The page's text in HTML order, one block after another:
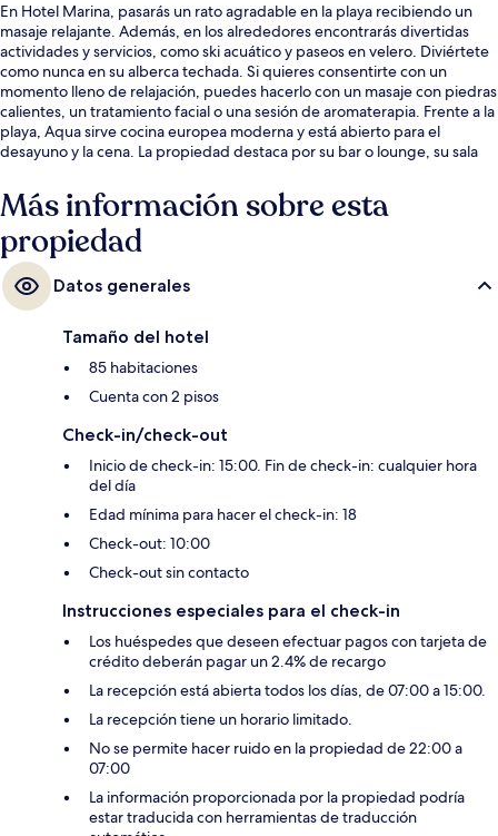
En Hotel Marina, pasarás un rato agradable en la playa recibiendo un
masaje relajante. Además, en los alrededores encontrarás divertidas
actividades y servicios, como ski acuático y paseos en velero. Diviértete
como nunca en su alberca techada. Si quieres consentirte con un
momento lleno de relajación, puedes hacerlo con un masaje con piedras
calientes, un tratamiento facial o una sesión de aromaterapia. Frente a la
playa, Aqua sirve cocina europea moderna y está abierto para el
desayuno y la cena. La propiedad destaca por su bar o lounge, su sala
las amenidades y características como el personal amable.
Más información sobre esta
propiedad
Datos generales
Tamaño del hotel
85 habitaciones
Cuenta con 2 pisos
Check-in/check-out
Inicio de check-in: 15:00. Fin de check-in: cualquier hora
del día
Edad mínima para hacer el check-in: 18
Check-out: 10:00
Check-out sin contacto
Instrucciones especiales para el check-in
Los huéspedes que deseen efectuar pagos con tarjeta de
crédito deberán pagar un 2.4% de recargo
La recepción está abierta todos los días, de 07:00 a 15:00.
La recepción tiene un horario limitado.
No se permite hacer ruido en la propiedad de 22:00 a
07:00
La información proporcionada por la propiedad podría
estar traducida con herramientas de traducción